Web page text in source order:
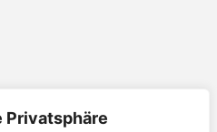
Privatsphäre